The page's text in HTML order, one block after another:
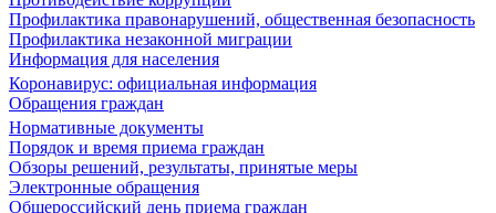
Профилактика правонарушений, общественная безопасность
Профилактика незаконной миграции
Информация для населения
Коронавирус: официальная информация
Обращения граждан
Нормативные документы
Порядок и время приема граждан
Обзоры решений, результаты, принятые меры
Электронные обращения
Общероссийский день приема граждан